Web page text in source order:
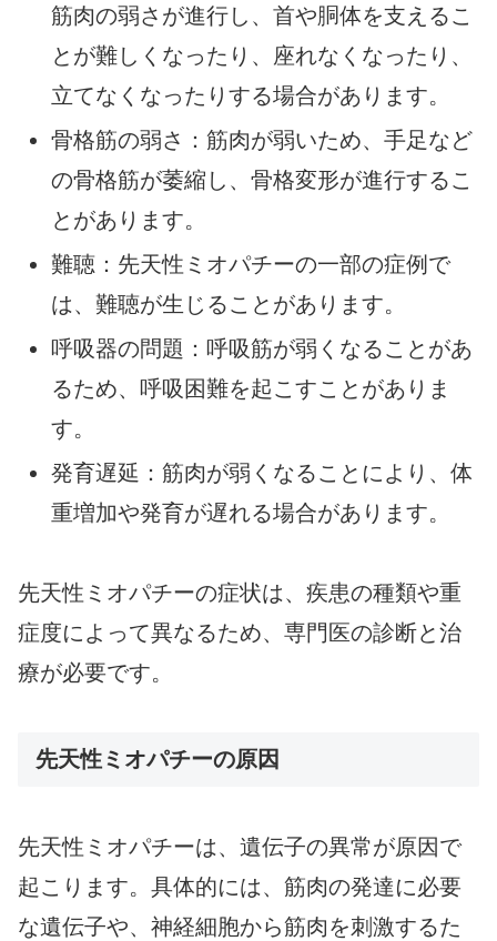
筋肉の弱さが進行し、首や胴体を支えるこ
とが難しくなったり、座れなくなったり、
立てなくなったりする場合があります。
骨格筋の弱さ：筋肉が弱いため、手足など
の骨格筋が萎縮し、骨格変形が進行するこ
とがあります。
難聴：先天性ミオパチーの一部の症例で
は、難聴が生じることがあります。
呼吸器の問題：呼吸筋が弱くなることがあ
るため、呼吸困難を起こすことがありま
す。
発育遅延：筋肉が弱くなることにより、体
重増加や発育が遅れる場合があります。
先天性ミオパチーの症状は、疾患の種類や重
症度によって異なるため、専門医の診断と治
療が必要です。
先天性ミオパチーの原因
先天性ミオパチーは、遺伝子の異常が原因で
起こります。具体的には、筋肉の発達に必要
な遺伝子や、神経細胞から筋肉を刺激するた